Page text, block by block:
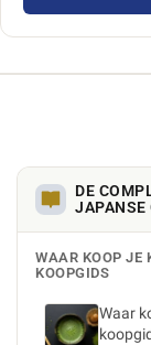
DE
JAPANSE
WAAR KOOP JE
KOOPGIDS
Waar